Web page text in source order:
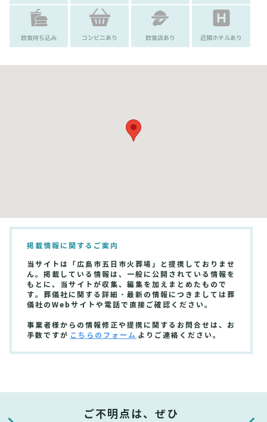
飲食持ち込み コンビニあり 飲食店あり 近隣ホテルあり
掲載情報に関するご案内
当サイトは「広島市五日市火葬場」と提携しておりませ
ん。掲載している情報は、一般に公開されている情報を
もとに、当サイトが収集、編集を加えまとめたもので
す。葬儀社に関する詳細・最新の情報につきましては葬
儀社のWebサイトや電話で直接ご確認ください。
事業者様からの情報修正や提携に関するお問合せは、お
手数ですが こちらのフォーム よりご連絡ください。
ご不明点は、ぜひ